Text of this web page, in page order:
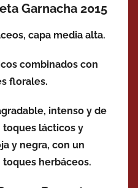
Garnacha 2015
capa media alta.
combinados con
florales.
intenso y de
toques lácticos y
y negra, con un
herbáceos.